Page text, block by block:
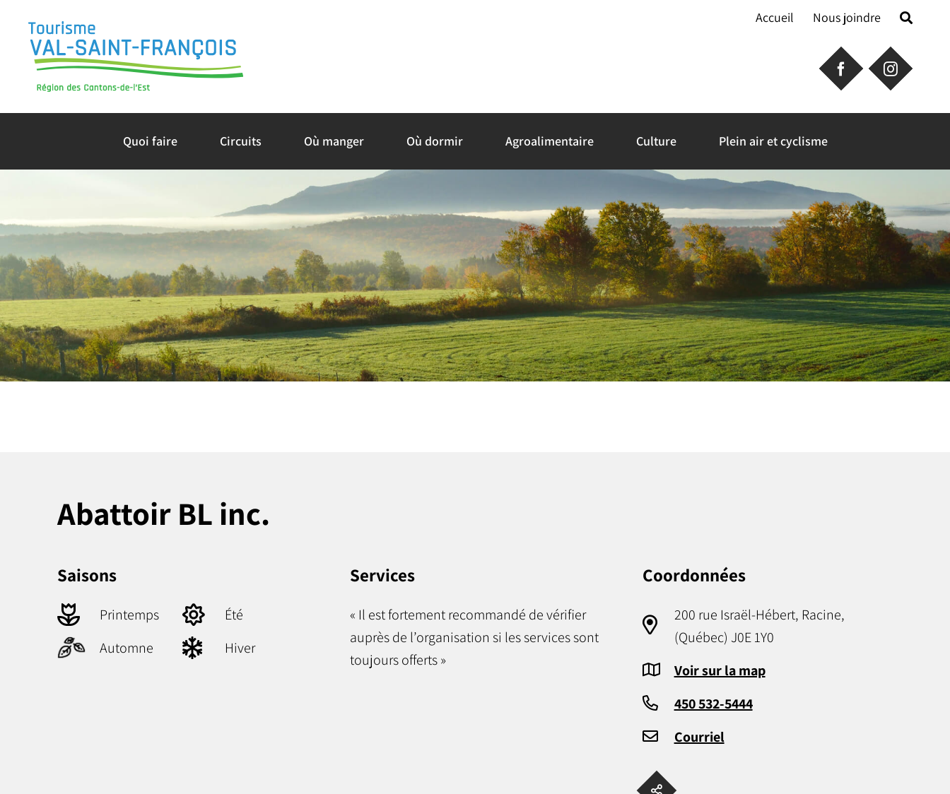
content
Accueil Nous joindre
Quoi faire Circuits Où manger Où dormir Agroalimentaire Culture Plein air et cyclisme
Abattoir BL inc.
Saisons
Printemps
Été
Automne
Hiver
Services
« Il est fortement recommandé de vérifier
auprès de l’organisation si les services sont
toujours offerts »
Coordonnées
200 rue Israël-Hébert, Racine,
(Québec) J0E 1Y0
Voir sur la map
450 532-5444
Courriel